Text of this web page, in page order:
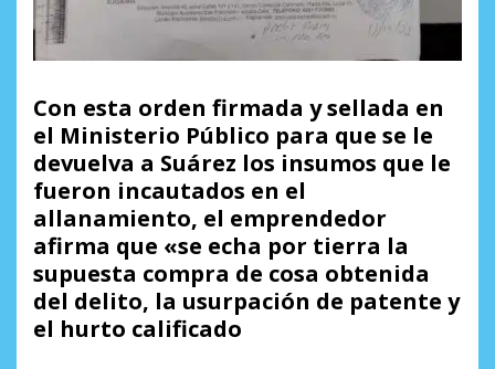
Con esta orden firmada y sellada en
el Ministerio Público para que se le
devuelva a Suárez los insumos que le
fueron incautados en el
allanamiento, el emprendedor
afirma que «se echa por tierra la
supuesta compra de cosa obtenida
del delito, la usurpación de patente y
el hurto calificado